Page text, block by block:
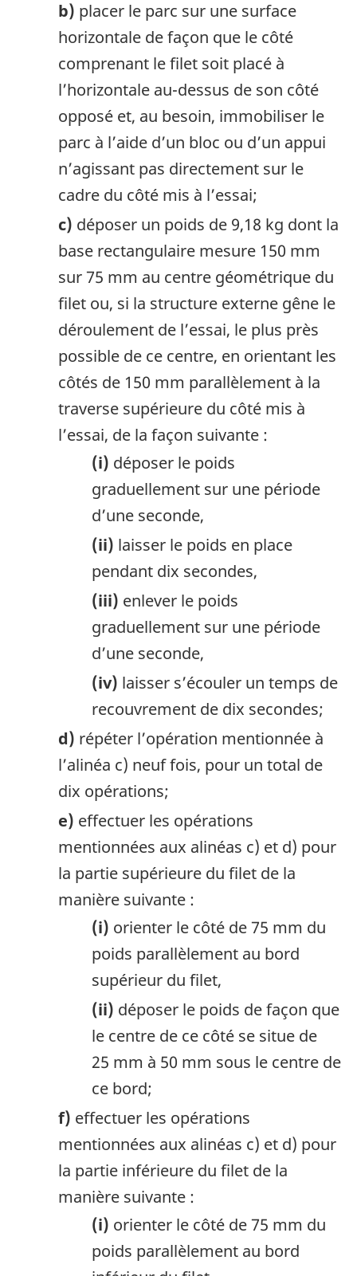
b) placer le parc sur une surface
horizontale de façon que le côté
comprenant le filet soit placé à
l’horizontale au-dessus de son côté
opposé et, au besoin, immobiliser le
parc à l’aide d’un bloc ou d’un appui
n’agissant pas directement sur le
cadre du côté mis à l’essai;
c) déposer un poids de 9,18 kg dont la
base rectangulaire mesure 150 mm
sur 75 mm au centre géométrique du
filet ou, si la structure externe gêne le
déroulement de l’essai, le plus près
possible de ce centre, en orientant les
côtés de 150 mm parallèlement à la
traverse supérieure du côté mis à
l’essai, de la façon suivante :
(i) déposer le poids
graduellement sur une période
d’une seconde,
(ii) laisser le poids en place
pendant dix secondes,
(iii) enlever le poids
graduellement sur une période
d’une seconde,
(iv) laisser s’écouler un temps de
recouvrement de dix secondes;
d) répéter l’opération mentionnée à
l’alinéa c) neuf fois, pour un total de
dix opérations;
e) effectuer les opérations
mentionnées aux alinéas c) et d) pour
la partie supérieure du filet de la
manière suivante :
(i) orienter le côté de 75 mm du
poids parallèlement au bord
supérieur du filet,
(ii) déposer le poids de façon que
le centre de ce côté se situe de
25 mm à 50 mm sous le centre de
ce bord;
f) effectuer les opérations
mentionnées aux alinéas c) et d) pour
la partie inférieure du filet de la
manière suivante :
(i) orienter le côté de 75 mm du
poids parallèlement au bord